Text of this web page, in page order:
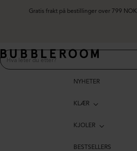
Gratis frakt på bestillinger over 799 NOK
NYHETER
KLÆR
KJOLER
BESTSELLERS